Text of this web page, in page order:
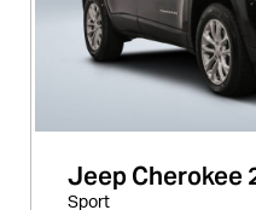
Jeep Cherokee
Sport